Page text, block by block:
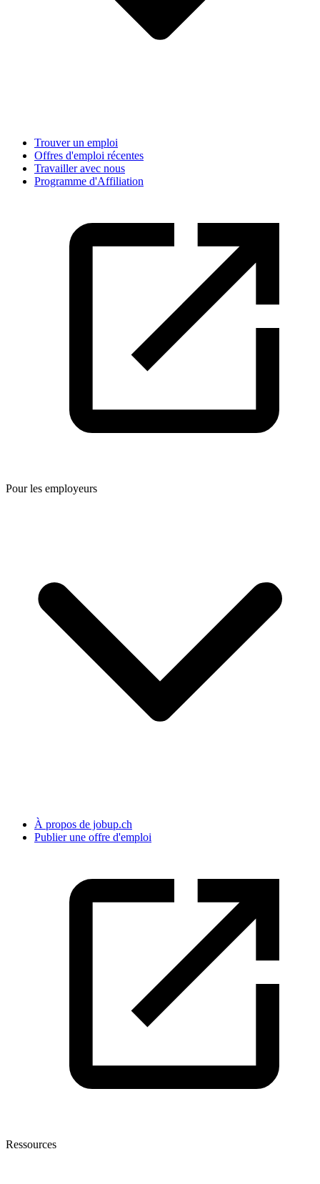
Trouver un emploi
Offres d'emploi récentes
Travailler avec nous
Programme d'Affiliation
Pour les employeurs
À propos de jobup.ch
Publier une offre d'emploi
Ressources